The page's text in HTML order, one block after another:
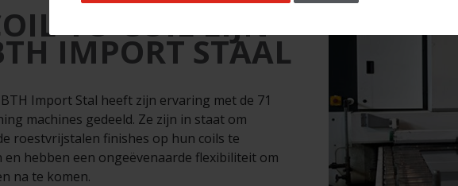
TO-COIL LIJN
IMPORT STAAL
Import Stal heeft zijn ervaring met de 71
machines gedeeld. Ze zijn in staat om
roestvrijstalen finishes op hun coils te
en hebben een ongeëvenaarde flexibiliteit om
na te komen.